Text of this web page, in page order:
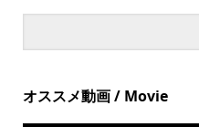
オススメ動画 / Movie